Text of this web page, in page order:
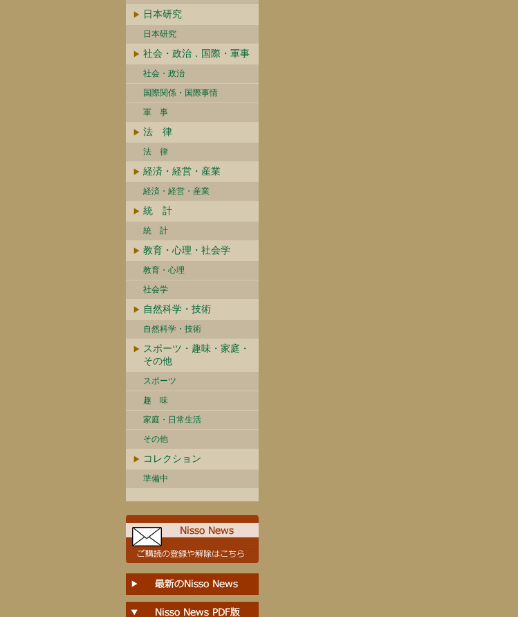
日本研究
日本研究
社会・政治．国際・軍事
社会・政治
国際関係・国際事情
軍 事
法 律
法 律
経済・経営・産業
経済・経営・産業
統 計
統 計
教育・心理・社会学
教育・心理
社会学
自然科学・技術
自然科学・技術
スポーツ・趣味・家庭・
その他
スポーツ
趣 味
家庭・日常生活
その他
コレクション
準備中